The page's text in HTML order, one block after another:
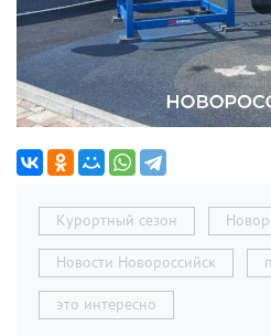
Курортный сезон
Новости Новороссийск
это интересно